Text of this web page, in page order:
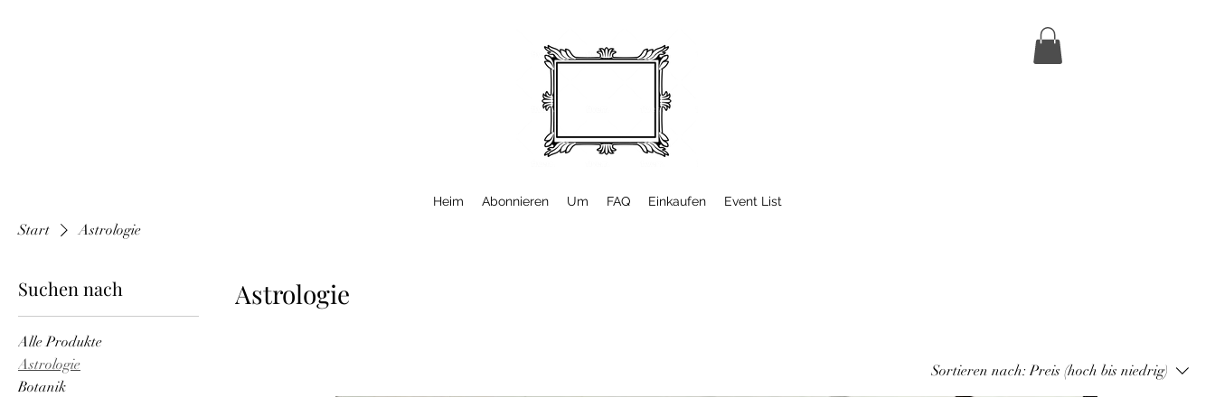
Heim Abonnieren Um FAQ Einkaufen Event List
Start Astrologie
Suchen nach
Alle Produkte
Astrologie
Botanik
Astrologie
Sortieren nach: Preis (hoch bis niedrig)